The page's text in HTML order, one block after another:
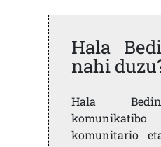
Hala
nahi
Hala
komunitario